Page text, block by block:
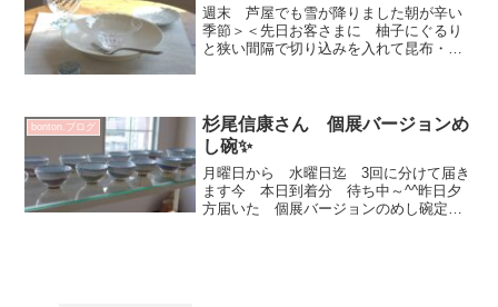
週末 芦屋でも雪が降りました朝が辛い
季節＞＜先日お客さまに 柚子にぐるり
と狭い間隔で切り込みを入れて昆布・大
シーズン 妹から送...
bonton.ブログ
杉尾信康さん 個展バージョンめ
し碗✨
月曜日から 水曜日迄 3回に分けて届き
ます今 本日到着分 待ち中～^^昨日夕
方届いた 個展バージョンのめし碗定